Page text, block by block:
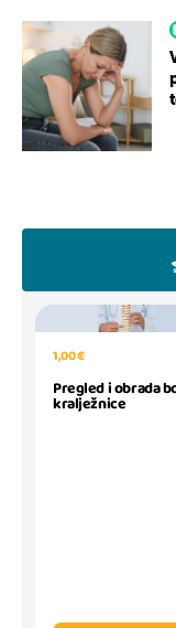
1,00 €
Pregled i obrada
kralježnice